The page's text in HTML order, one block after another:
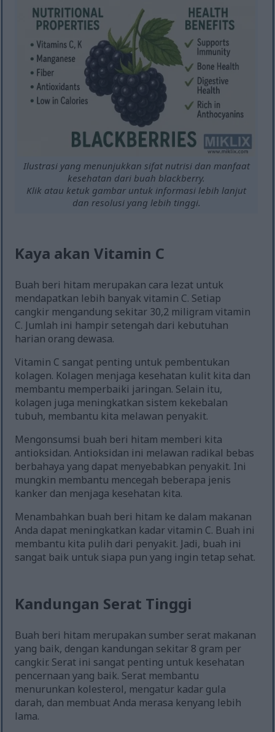
Ilustrasi yang menunjukkan sifat nutrisi dan manfaat
kesehatan dari buah blackberry.
Klik atau ketuk gambar untuk informasi lebih lanjut
dan resolusi yang lebih tinggi.
Kaya akan Vitamin C
Buah beri hitam merupakan cara lezat untuk
mendapatkan lebih banyak vitamin C. Setiap
cangkir mengandung sekitar 30,2 miligram vitamin
C. Jumlah ini hampir setengah dari kebutuhan
harian orang dewasa.
Vitamin C sangat penting untuk pembentukan
kolagen. Kolagen menjaga kesehatan kulit kita dan
membantu memperbaiki jaringan. Selain itu,
kolagen juga meningkatkan sistem kekebalan
tubuh, membantu kita melawan penyakit.
Mengonsumsi buah beri hitam memberi kita
antioksidan. Antioksidan ini melawan radikal bebas
berbahaya yang dapat menyebabkan penyakit. Ini
mungkin membantu mencegah beberapa jenis
kanker dan menjaga kesehatan kita.
Menambahkan buah beri hitam ke dalam makanan
Anda dapat meningkatkan kadar vitamin C. Buah ini
membantu kita pulih dari penyakit. Jadi, buah ini
sangat baik untuk siapa pun yang ingin tetap sehat.
Kandungan Serat Tinggi
Buah beri hitam merupakan sumber serat makanan
yang baik, dengan kandungan sekitar 8 gram per
cangkir. Serat ini sangat penting untuk kesehatan
pencernaan yang baik. Serat membantu
menurunkan kolesterol, mengatur kadar gula
darah, dan membuat Anda merasa kenyang lebih
lama.